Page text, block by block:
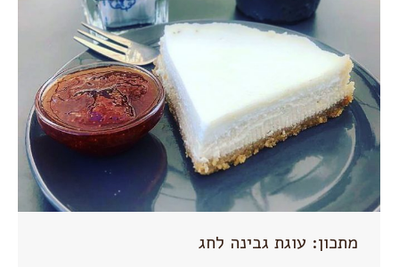
מתכון: עוגת גבינה לחג